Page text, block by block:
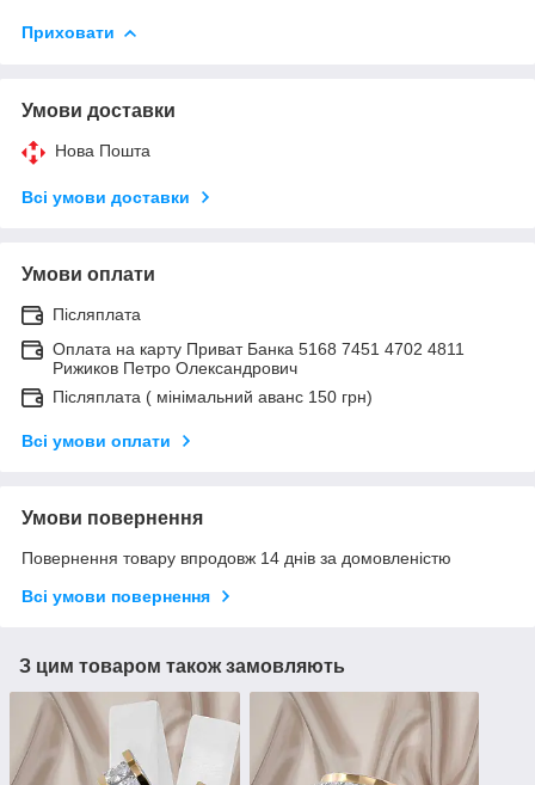
Приховати
Умови доставки
Нова Пошта
Всі умови доставки
Умови оплати
Післяплата
Оплата на карту Приват Банка 5168 7451 4702 4811
Рижиков Петро Олександрович
Післяплата ( мінімальний аванс 150 грн)
Всі умови оплати
Умови повернення
Повернення товару впродовж 14 днів за домовленістю
Всі умови повернення
З цим товаром також замовляють